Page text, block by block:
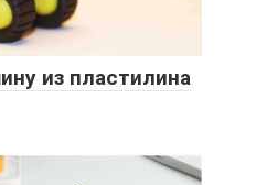
из пластилина